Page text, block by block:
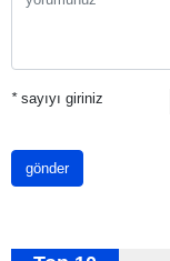
*sayıyı giriniz
gönder